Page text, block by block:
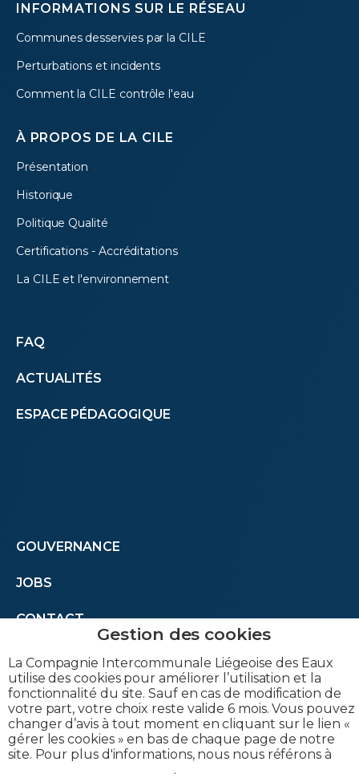
INFORMATIONS SUR LE RÉSEAU
Communes desservies par la CILE
Perturbations et incidents
Comment la CILE contrôle l'eau
À PROPOS DE LA CILE
Présentation
Historique
Politique Qualité
Certifications - Accréditations
La CILE et l'environnement
Autres
menus
FAQ
ACTUALITÉS
ESPACE PÉDAGOGIQUE
Footer
menu
GOUVERNANCE
JOBS
CONTACT
La Compagnie Intercommunale Liégeoise des Eaux
utilise des cookies pour améliorer l’utilisation et la
fonctionnalité du site. Sauf en cas de modification de
votre part, votre choix reste valide 6 mois. Vous pouvez
changer d’avis à tout moment en cliquant sur le lien «
gérer les cookies » en bas de chaque page de notre
site. Pour plus d'informations, nous nous référons à
.